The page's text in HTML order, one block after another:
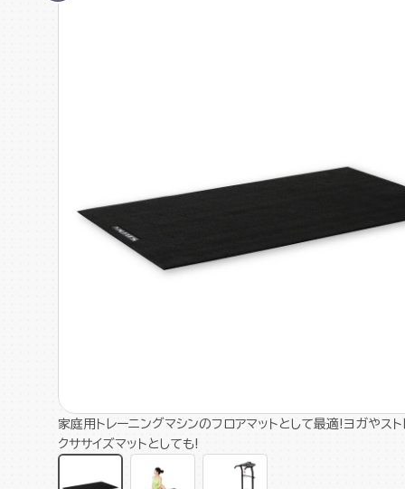
家庭用トレーニングマシンのフロアマットとして最適!ヨガやス
クササイズマットとしても!